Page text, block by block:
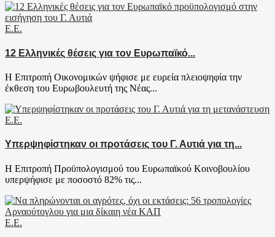
Ε.Ε.
12 Ελληνικές θέσεις για τον Ευρωπαϊκό...
Η Επιτροπή Οικονομικών ψήφισε με ευρεία πλειοψηφία την
έκθεση του Ευρωβουλευτή της Νέας...
Ε.Ε.
Υπερψηφίστηκαν οι προτάσεις του Γ. Αυτιά για τη...
H Επιτροπή Προϋπολογισμού του Ευρωπαϊκού Κοινοβουλίου
υπερψήφισε με ποσοστό 82% τις...
Ε.Ε.